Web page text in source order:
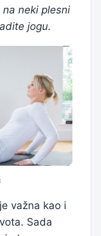
neki plesni
jogu.
važna kao i
Sada